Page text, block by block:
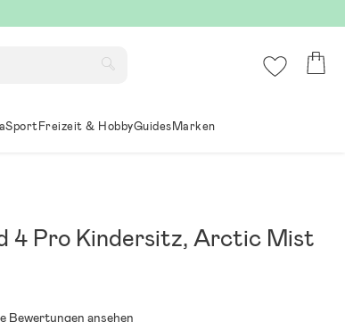
SportFreizeit & HobbyGuidesMarken
4 Pro Kindersitz, Arctic Mist
Bewertungen ansehen